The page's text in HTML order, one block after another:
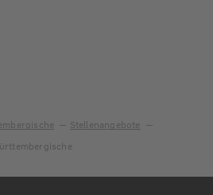
Stellenangebote